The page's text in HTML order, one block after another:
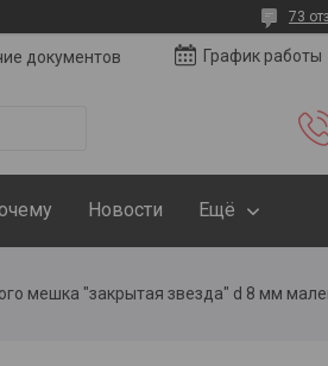
73
документов График работы
Новости Ещё
мешка "закрытая звезда" d 8 мм